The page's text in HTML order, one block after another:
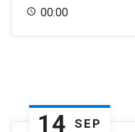
00:00
14 SEP